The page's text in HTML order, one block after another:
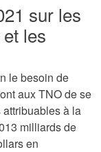
sur les
les
le besoin de
aux TNO de se
à la
milliards de
en